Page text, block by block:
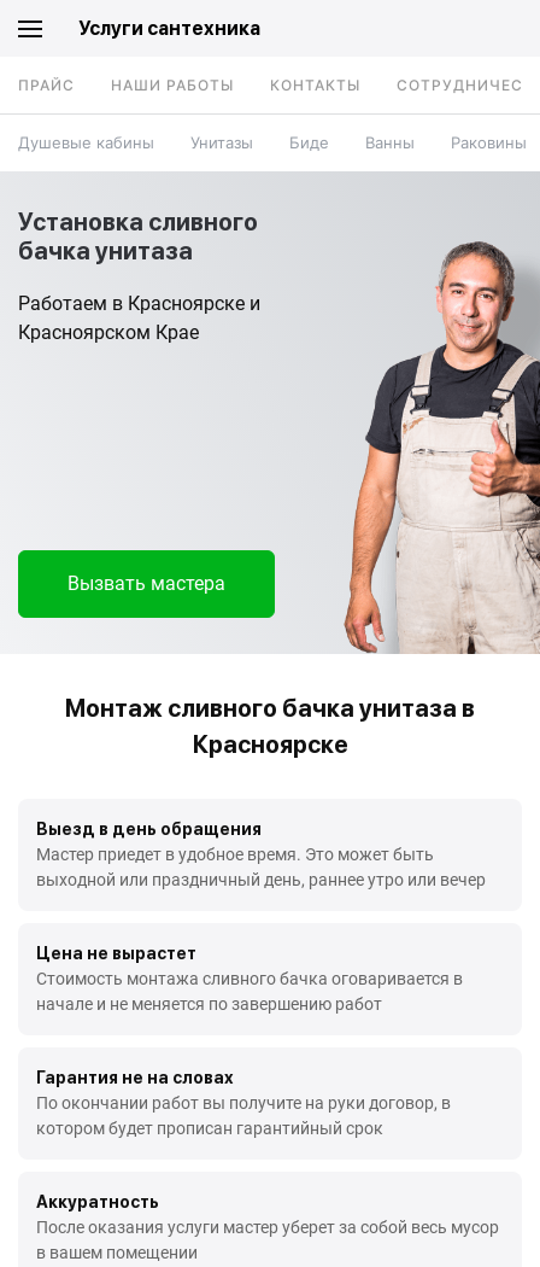
Услуги сантехника
ПРАЙС НАШИ РАБОТЫ КОНТАКТЫ
Душевые кабины Унитазы Биде Ванны Раковины
Установка сливного
бачка унитаза
Работаем в Красноярске и
Красноярском Крае
Вызвать мастера
Монтаж сливного бачка унитаза в
Красноярске
Выезд в день обращения
Мастер приедет в удобное время. Это может быть
выходной или праздничный день, раннее утро или вечер
Цена не вырастет
Стоимость монтажа сливного бачка оговаривается в
начале и не меняется по завершению работ
Гарантия не на словах
По окончании работ вы получите на руки договор, в
котором будет прописан гарантийный срок
Аккуратность
После оказания услуги мастер уберет за собой весь мусор
в вашем помещении